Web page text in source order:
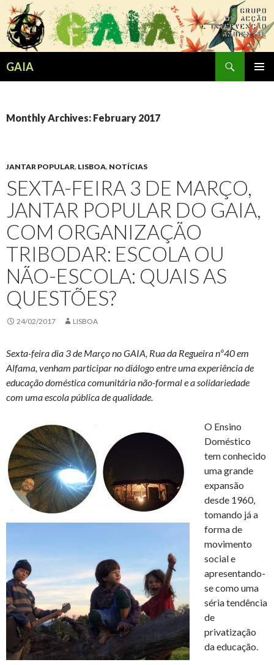
GAIA
Monthly Archives: February 2017
JANTAR POPULAR, LISBOA, NOTÍCIAS
SEXTA-FEIRA 3 DE MARÇO,
JANTAR POPULAR DO GAIA,
COM ORGANIZAÇÃO
TRIBODAR: ESCOLA OU
NÃO-ESCOLA: QUAIS AS
QUESTÕES?
24/02/2017 LISBOA
Sexta-feira dia 3 de Março no GAIA, Rua da Regueira nº40 em
Alfama, venham participar no diálogo entre uma experiência de
educação doméstica comunitária não-formal e a solidariedade
com uma escola pública de qualidade.
O Ensino
Doméstico
tem conhecido
uma grande
expansão
desde 1960,
tomando já a
forma de
movimento
social e
apresentando-
se como uma
séria tendência
de
privatização
da educação.